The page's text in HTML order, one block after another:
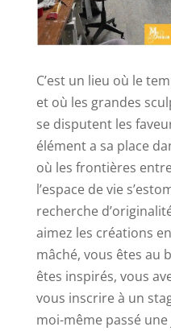
C’est un lieu où le
et où les grandes
se disputent les
élément a sa place
où les frontières
l’espace de vie
recherche
aimez les créations
mâché, vous êtes au
êtes inspirés, vous
vous inscrire à un
moi-même passé